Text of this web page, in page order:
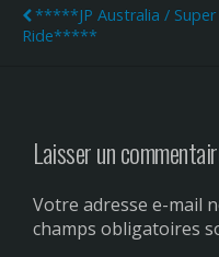
*****JP Australia / Super
Ride*****
Laisser un
Votre adresse e-mail
champs obligatoires